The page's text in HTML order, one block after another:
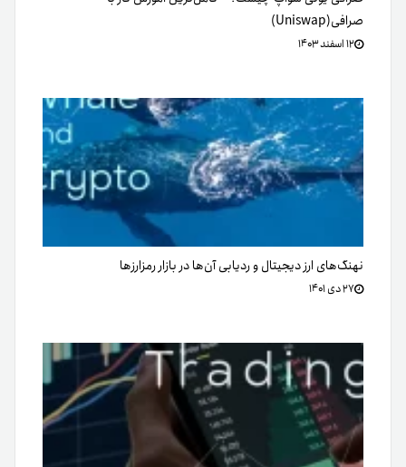
صرافی(Uniswap)
۱۲ اسفند ۱۴۰۳
نهنگ‌های ارز دیجیتال و ردیابی آن‌ها در بازار رمزارزها
۲۷ دی ۱۴۰۱